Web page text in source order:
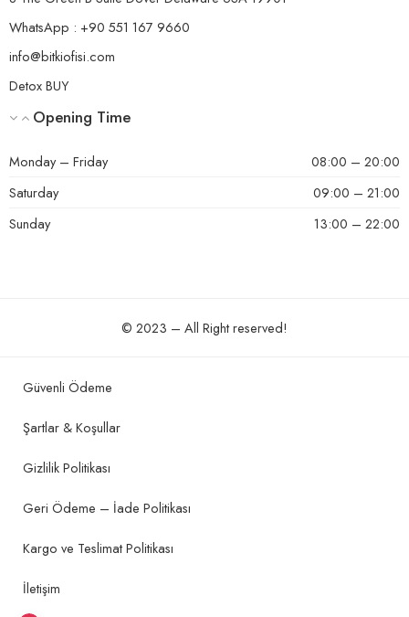
WhatsApp : +90 551 167 9660
info@bitkiofisi.com
Detox BUY
Opening Time
Monday – Friday
08:00 – 20:00
Saturday
09:00 – 21:00
Sunday
13:00 – 22:00
© 2023 – All Right reserved!
Güvenli Ödeme
Şartlar & Koşullar
Gizlilik Politikası
Geri Ödeme – İade Politikası
Kargo ve Teslimat Politikası
İletişim